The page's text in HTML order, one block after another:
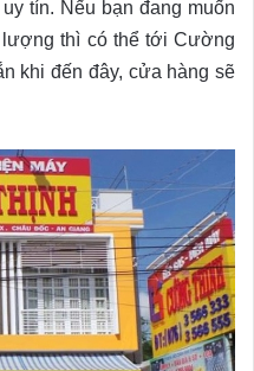
tín. Nếu bạn đang muốn
lượng thì có thể tới Cường
khi đến đây, cửa hàng sẽ